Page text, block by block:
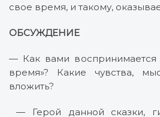
свое время, и такому,
ОБСУЖДЕНИЕ
— Как вами воспринимается
время»? Какие чувства,
вложить?
— Герой данной сказки,